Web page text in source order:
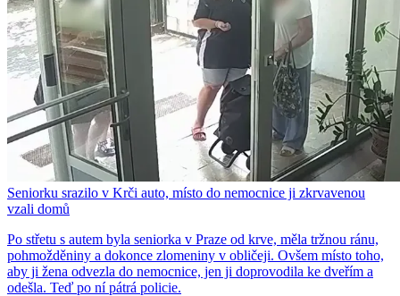
Seniorku srazilo v Krči auto, místo do nemocnice ji zkrvavenou
vzali domů
Po střetu s autem byla seniorka v Praze od krve, měla tržnou ránu,
pohmožděniny a dokonce zlomeniny v obličeji. Ovšem místo toho,
aby ji žena odvezla do nemocnice, jen ji doprovodila ke dveřím a
odešla. Teď po ní pátrá policie.